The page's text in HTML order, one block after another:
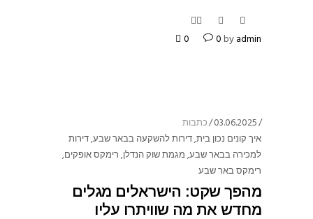
byadmin
0
0
03.06.2025 כתבות
איך קונים נכון בית,דירות להשקעה בבאר שבע,דירות
למכירה בבאר שבע,מגמת שוק הנדלן,רימקס אופקים,
רימקס באר שבע
מהפך שקט: הישראלים מגלים
מחדש את מה שוויתרו עליו